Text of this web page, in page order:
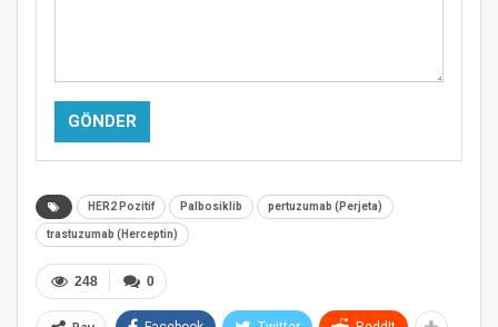
Alternative:
HER2 Pozitif Palbosiklib pertuzumab (Perjeta)
trastuzumab (Herceptin)
0
248